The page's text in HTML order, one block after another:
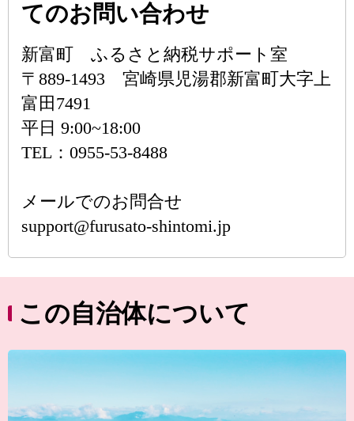
てのお問い合わせ
新富町 ふるさと納税サポート室
〒889-1493 宮崎県児湯郡新富町大字上
富田7491
平日 9:00~18:00
TEL：0955-53-8488
メールでのお問合せ
support@furusato-shintomi.jp
この自治体について